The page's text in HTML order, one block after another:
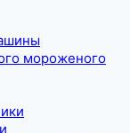
мороженого